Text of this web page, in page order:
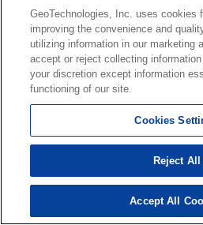
大泉北町 (1)
大泉中町 (1)
検索結
GeoTechnologies, Inc. uses cookies
improving the convenience and
utilizing information in our marketing
accept or reject collecting
your discretion except information
functioning of our site.
Cookies
Reject All
Accept All